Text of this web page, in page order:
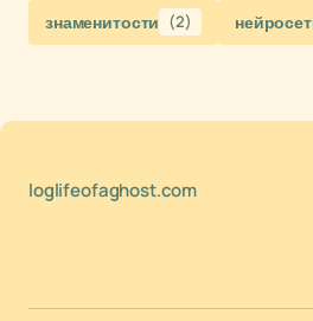
знаменитости (2)
loglifeofaghost.com